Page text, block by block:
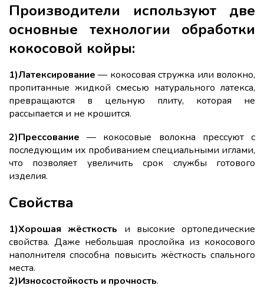
Производители используют две
основные технологии обработки
кокосовой койры:
1)Латексирование — кокосовая стружка или волокно,
пропитанные жидкой смесью натурального латекса,
превращаются в цельную плиту, которая не
рассыпается и не крошится.
2)Прессование — кокосовые волокна прессуют с
последующим их пробиванием специальными иглами,
что позволяет увеличить срок службы готового
изделия.
Свойства
1)Хорошая жёсткость и высокие ортопедические
свойства. Даже небольшая прослойка из кокосового
наполнителя способна повысить жёсткость спального
места.
2)Износостойкость и прочность.